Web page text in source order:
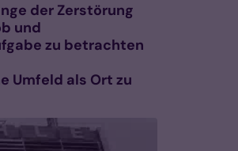
der Zerstörung
und
zu betrachten
Umfeld als Ort zu